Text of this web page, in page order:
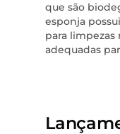
que são
esponja
para limpezas
adequadas